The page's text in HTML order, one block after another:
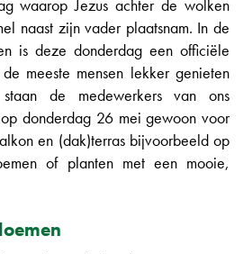
waarop Jezus achter de wolken
naast zijn vader plaatsnam. In de
is deze donderdag een officiële
meeste mensen lekker genieten
de medewerkers van ons
donderdag 26 mei gewoon voor
en (dak)terras bijvoorbeeld op
of planten met een mooie,